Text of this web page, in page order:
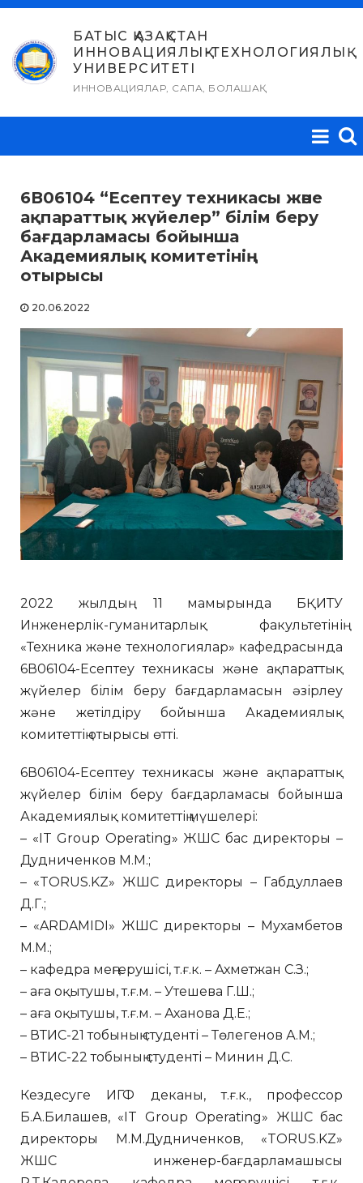
Skip
content
БАТЫС ҚАЗАҚСТАН
ИННОВАЦИЯЛЫҚ-ТЕХНОЛОГИЯЛЫҚ
УНИВЕРСИТЕТІ
ИННОВАЦИЯЛАР, САПА, БОЛАШАҚ
6В06104 “Есептеу техникасы және
ақпараттық жүйелер” білім беру
бағдарламасы бойынша
Академиялық комитетінің
отырысы
20.06.2022
2022 жылдың 11 мамырында БҚИТУ
Инженерлік-гуманитарлық факультетінің
«Техника және технологиялар» кафедрасында
6В06104-Есептеу техникасы және ақпараттық
жүйелер білім беру бағдарламасын әзірлеу
және жетілдіру бойынша Академиялық
комитеттің отырысы өтті.
6В06104-Есептеу техникасы және ақпараттық
жүйелер білім беру бағдарламасы бойынша
Академиялық комитеттің мүшелері:
– «IT Group Operating» ЖШС бас директоры –
Дудниченков М.М.;
– «TORUS.KZ» ЖШС директоры – Габдуллаев
Д.Г.;
– «ARDAMIDI» ЖШС директоры – Мухамбетов
М.М.;
– кафедра меңгерушісі, т.ғ.к. – Ахметжан С.З.;
– аға оқытушы, т.ғ.м. – Утешева Г.Ш.;
– аға оқытушы, т.ғ.м. – Аханова Д.Е.;
– ВТИС-21 тобының студенті – Төлегенов А.М.;
– ВТИС-22 тобының студенті – Минин Д.С.
Кездесуге ИГФ деканы, т.ғ.к., профессор
Б.А.Билашев, «IT Group Operating» ЖШС бас
директоры М.М.Дудниченков, «TORUS.KZ»
ЖШС инженер-бағдарламашысы